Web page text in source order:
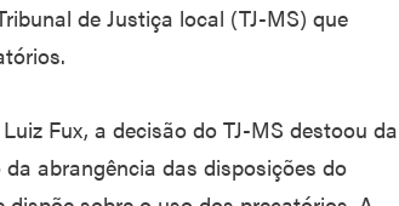
de Justiça local (TJ-MS) que
Fux, a decisão do TJ-MS destoou da
abrangência das disposições do